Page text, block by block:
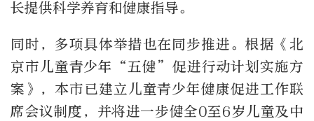
长提供科学养育和健康指导。
同时，多项具体举措也在同步推进。根据《北
京市儿童青少年“五健”促进行动计划实施方
案》，本市已建立儿童青少年健康促进工作联
席会议制度，并将进一步健全0至6岁儿童及中